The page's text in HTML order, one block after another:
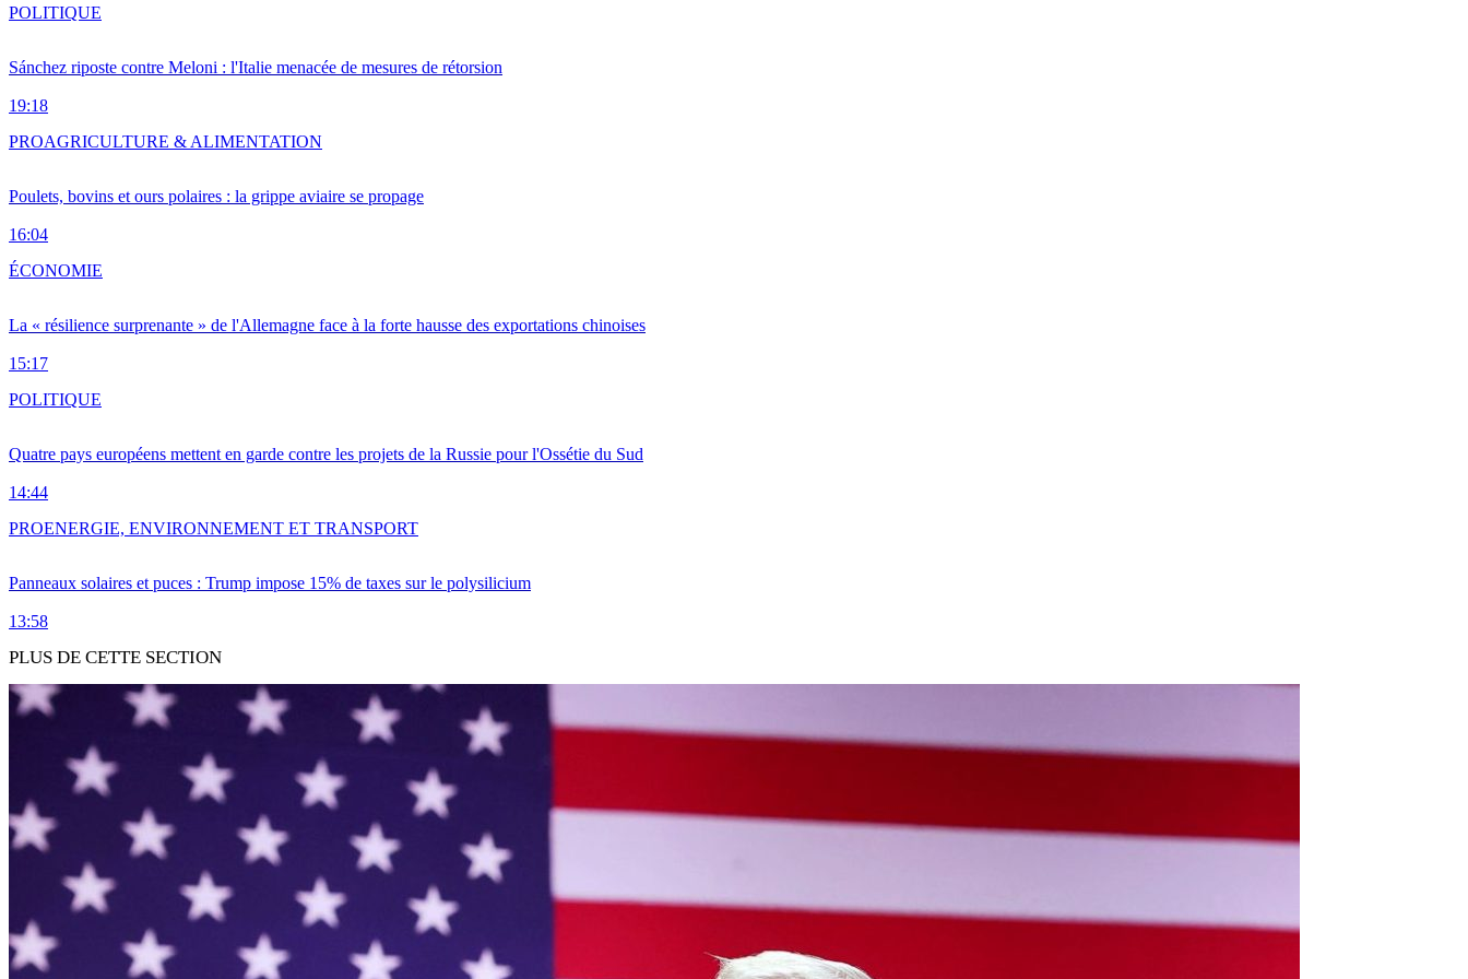
Sánchez riposte contre Meloni : l'Italie menacée de mesures de rétorsion
19:18
POLITIQUE
Poulets, bovins et ours polaires : la grippe aviaire se propage
16:04
PROAGRICULTURE & ALIMENTATION
La « résilience surprenante » de l'Allemagne face à la forte hausse des exportations chinoises
15:17
ÉCONOMIE
Quatre pays européens mettent en garde contre les projets de la Russie pour l'Ossétie du Sud
14:44
POLITIQUE
Panneaux solaires et puces : Trump impose 15% de taxes sur le polysilicium
13:58
PROENERGIE, ENVIRONNEMENT ET TRANSPORT
PLUS DE CETTE SECTION